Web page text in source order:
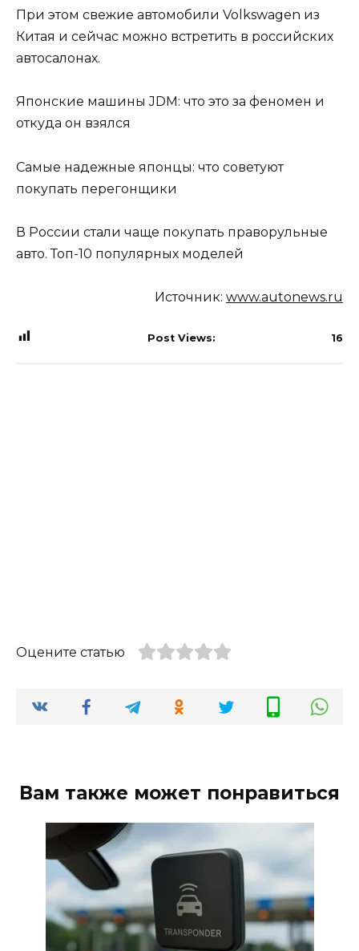
При этом свежие автомобили Volkswagen из
Китая и сейчас можно встретить в российских
автосалонах.
Японские машины JDM: что это за феномен и
откуда он взялся
Самые надежные японцы: что советуют
покупать перегонщики
В России стали чаще покупать праворульные
авто. Топ-10 популярных моделей
Источник: www.autonews.ru
Post Views: 16
Оцените статью
Вам также может понравиться